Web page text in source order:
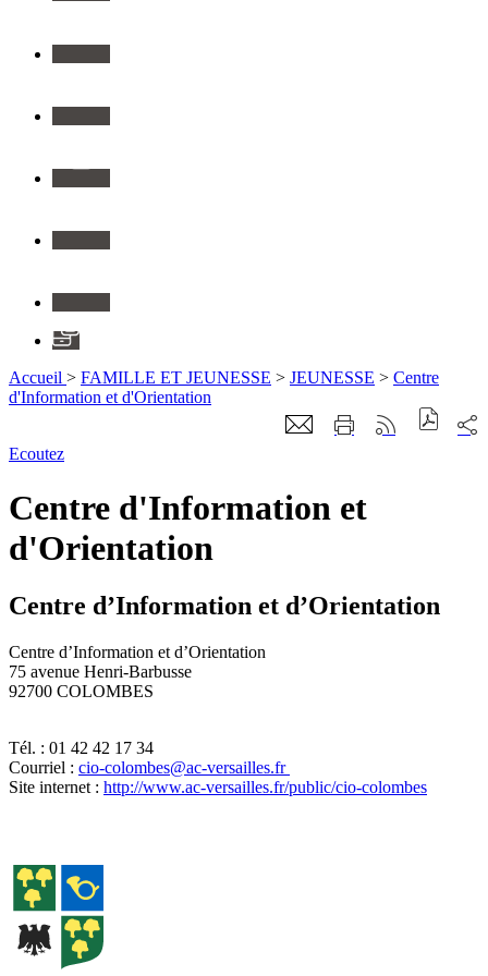
Accueil > FAMILLE ET JEUNESSE > JEUNESSE > Centre
d'Information et d'Orientation
Ecoutez
Centre d'Information et
d'Orientation
Centre d’Information et d’Orientation
Centre d’Information et d’Orientation
75 avenue Henri-Barbusse
92700 COLOMBES
Tél. : 01 42 42 17 34
Courriel : cio-colombes@ac-versailles.fr
Site internet : http://www.ac-versailles.fr/public/cio-colombes